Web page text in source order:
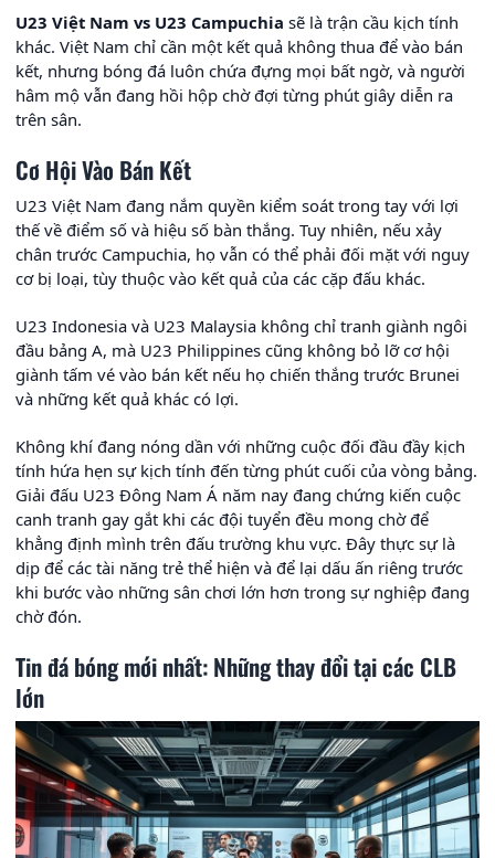
U23 Việt Nam vs U23 Campuchia sẽ là trận cầu kịch tính
khác. Việt Nam chỉ cần một kết quả không thua để vào bán
kết, nhưng bóng đá luôn chứa đựng mọi bất ngờ, và người
hâm mộ vẫn đang hồi hộp chờ đợi từng phút giây diễn ra
trên sân.
Cơ Hội Vào Bán Kết
U23 Việt Nam đang nắm quyền kiểm soát trong tay với lợi
thế về điểm số và hiệu số bàn thắng. Tuy nhiên, nếu xảy
chân trước Campuchia, họ vẫn có thể phải đối mặt với nguy
cơ bị loại, tùy thuộc vào kết quả của các cặp đấu khác.
U23 Indonesia và U23 Malaysia không chỉ tranh giành ngôi
đầu bảng A, mà U23 Philippines cũng không bỏ lỡ cơ hội
giành tấm vé vào bán kết nếu họ chiến thắng trước Brunei
và những kết quả khác có lợi.
Không khí đang nóng dần với những cuộc đối đầu đầy kịch
tính hứa hẹn sự kịch tính đến từng phút cuối của vòng bảng.
Giải đấu U23 Đông Nam Á năm nay đang chứng kiến cuộc
canh tranh gay gắt khi các đội tuyển đều mong chờ để
khẳng định mình trên đấu trường khu vực. Đây thực sự là
dịp để các tài năng trẻ thể hiện và để lại dấu ấn riêng trước
khi bước vào những sân chơi lớn hơn trong sự nghiệp đang
chờ đón.
Tin đá bóng mới nhất: Những thay đổi tại các CLB
lớn